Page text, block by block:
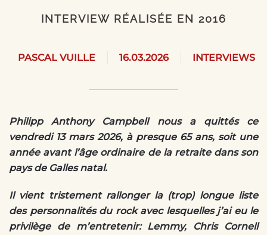
INTERVIEW RÉALISÉE EN 2016
PASCAL VUILLE 16.03.2026 INTERVIEWS
Philipp Anthony Campbell nous a quittés ce
vendredi 13 mars 2026, à presque 65 ans, soit une
année avant l’âge ordinaire de la retraite dans son
pays de Galles natal.
Il vient tristement rallonger la (trop) longue liste
des personnalités du rock avec lesquelles j’ai eu le
privilège de m’entretenir: Lemmy, Chris Cornell